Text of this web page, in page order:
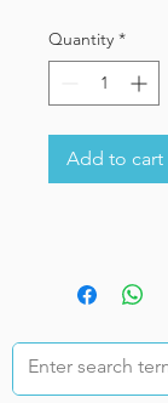
Quantity *